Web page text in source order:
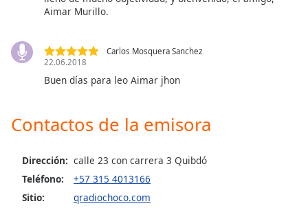
Dialog
End
dialog
window.
Aimar Murillo.
Carlos Mosquera Sanchez
22.06.2018
Buen días para leo Aimar jhon
Contactos de la emisora
Dirección: calle 23 con carrera 3 Quibdó
Teléfono:
+57 315 4013166
Sitio:
qradiochoco.com